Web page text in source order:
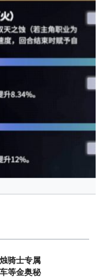
骑士专属
等金奥秘